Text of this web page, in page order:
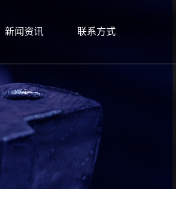
新闻资讯 联系方式